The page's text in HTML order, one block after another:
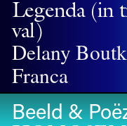
Legenda (in
val)
Delany
Franca
Beeld &